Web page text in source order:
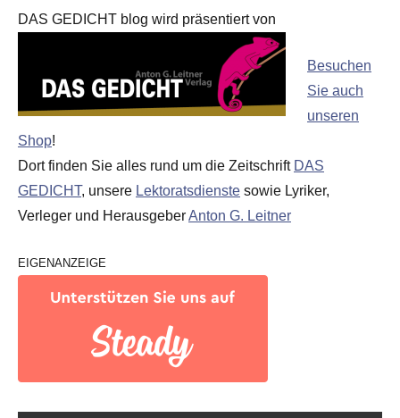
DAS GEDICHT blog wird präsentiert von
Besuchen
Sie auch
unseren
Shop!
Dort finden Sie alles rund um die Zeitschrift DAS
GEDICHT, unsere Lektoratsdienste sowie Lyriker,
Verleger und HerausgeberAnton G. Leitner
EIGENANZEIGE